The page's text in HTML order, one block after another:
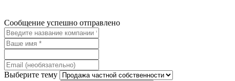
Сообщение успешно отправлено
Выберите тему